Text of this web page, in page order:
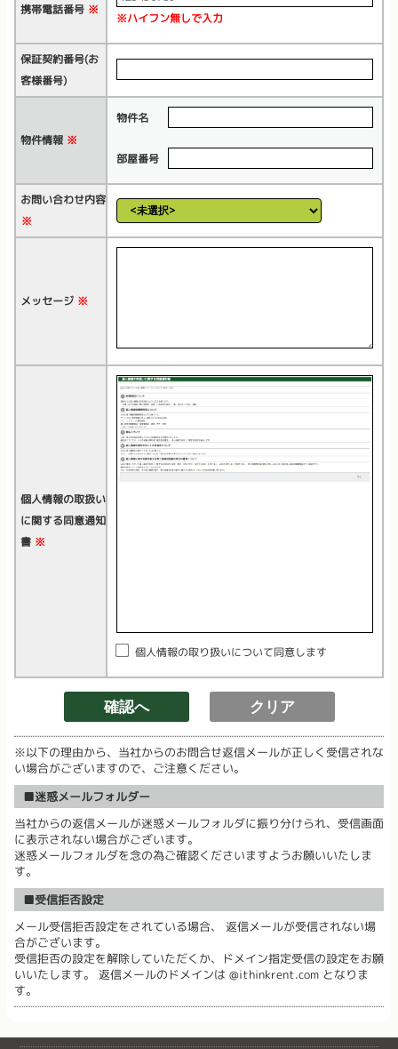
携帯電話番号 ※
※ハイフン無しで入力
保証契約番号(お
客様番号)
物件情報 ※
物件名
部屋番号
お問い合わせ内容
※
メッセージ ※
個人情報の取扱い
に関する同意通知
書 ※
個人情報の取り扱いについて同意します
※以下の理由から、当社からのお問合せ返信メールが正しく受信されな
い場合がございますので、ご注意ください。
■迷惑メールフォルダー
当社からの返信メールが迷惑メールフォルダに振り分けられ、受信画面
に表示されない場合がございます。
迷惑メールフォルダを念の為ご確認くださいますようお願いいたしま
す。
■受信拒否設定
メール受信拒否設定をされている場合、 返信メールが受信されない場
合がございます。
受信拒否の設定を解除していただくか、ドメイン指定受信の設定をお願
いいたします。 返信メールのドメインは @ithinkrent.com となりま
す。